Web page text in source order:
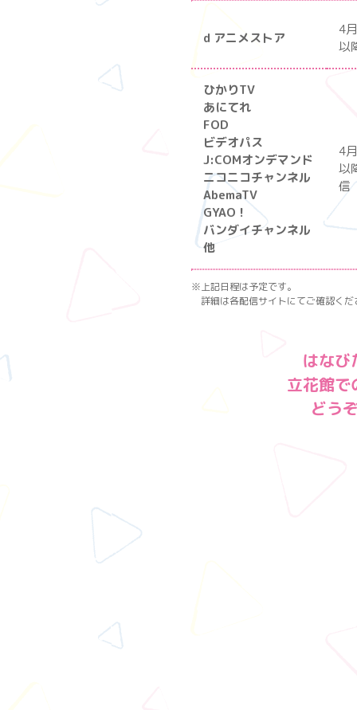
d アニメストア
4
以
ひかりTV
あにてれ
FOD
ビデオパス
J:COMオンデマンド
ニコニコチャンネル
AbemaTV
GYAO！
バンダイチャンネル
他
4
以
信
※上記日程は予定です。
詳細は各配信サイトにてご確認くだ
はなび
立花館で
どう